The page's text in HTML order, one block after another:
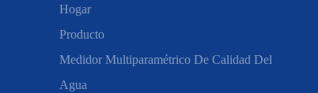
Hogar
Producto
Medidor Multiparamétrico De Calidad Del
Agua